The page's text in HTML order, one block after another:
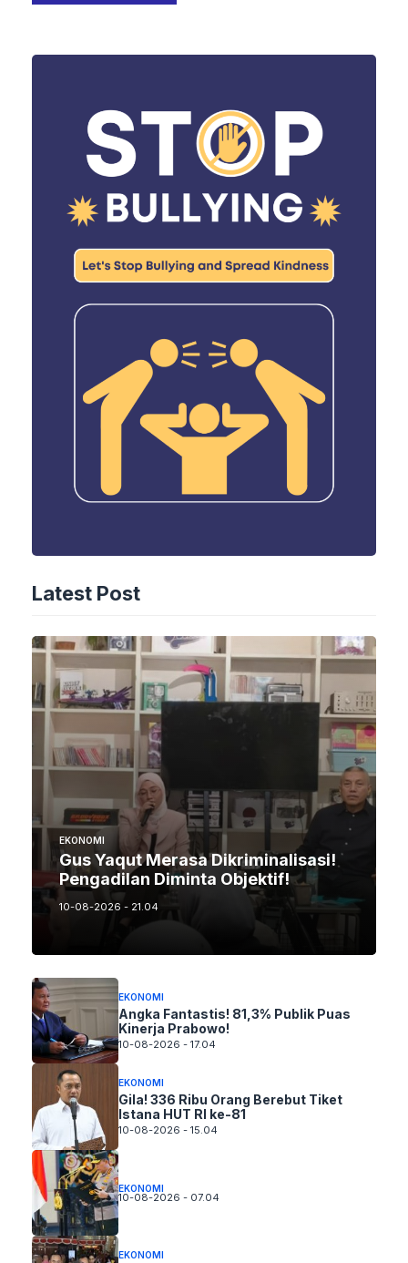
Latest Post
EKONOMI
Gus Yaqut Merasa Dikriminalisasi!
Pengadilan Diminta Objektif!
10-08-2026 - 21.04
EKONOMI
Angka Fantastis! 81,3% Publik Puas
Kinerja Prabowo!
10-08-2026 - 17.04
EKONOMI
Gila! 336 Ribu Orang Berebut Tiket
Istana HUT RI ke-81
10-08-2026 - 15.04
EKONOMI
10-08-2026 - 07.04
EKONOMI